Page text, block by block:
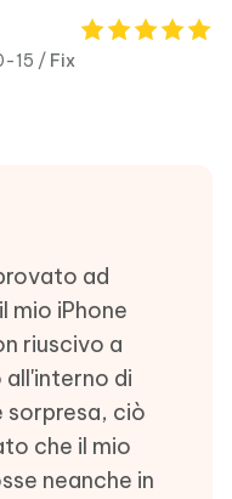
15 / Fix
ad
mio iPhone
riuscivo a
di
sorpresa, ciò
che il mio
neanche in